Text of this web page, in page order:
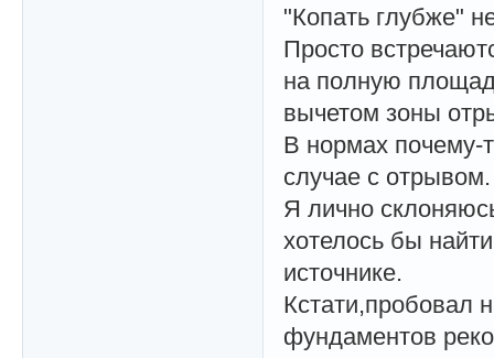
"Копать глубже"
Просто
на полную
вычетом зоны
В нормах почему-
случае с отрывом.
Я лично
хотелось бы
источнике.
Кстати,пробовал
фундаментов